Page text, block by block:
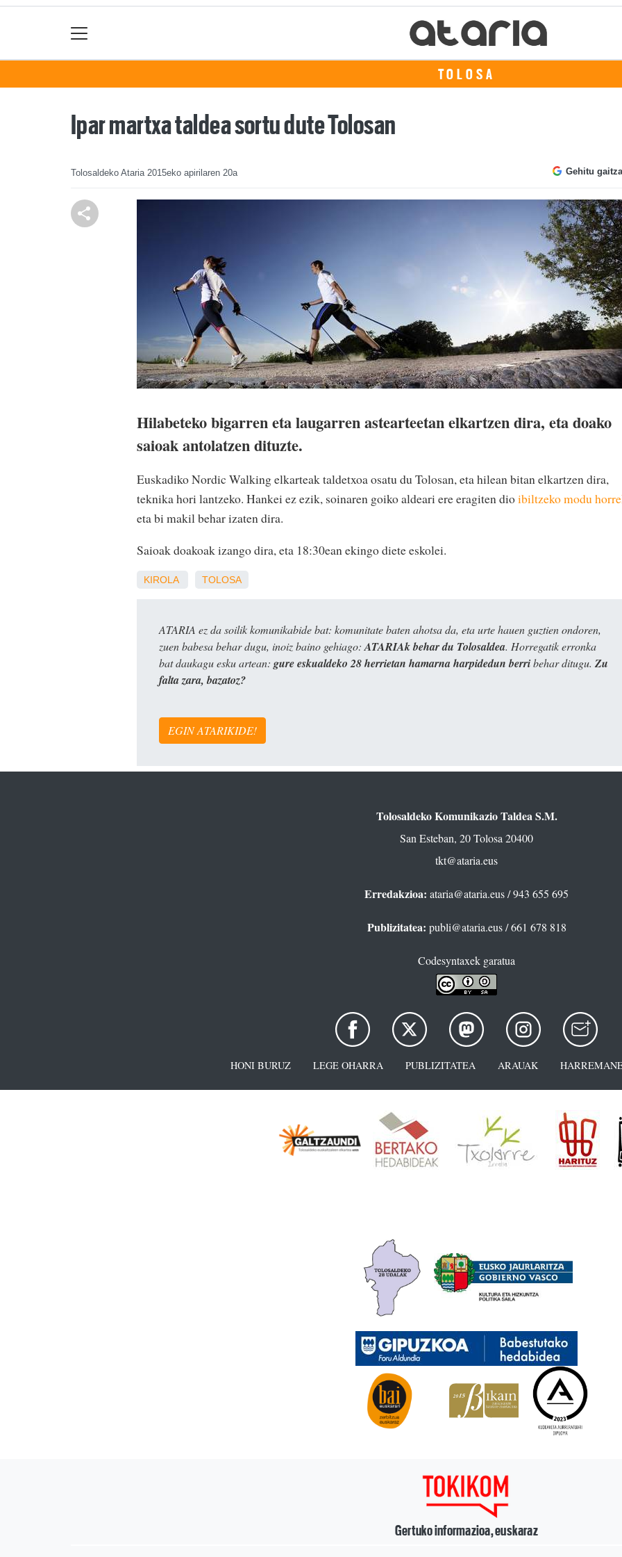
TOLOSA
Ipar martxa taldea sortu dute Tolosan
Tolosaldeko Ataria 2015eko apirilaren 20a Gehitu
Hilabeteko bigarren eta laugarren astearteetan elkartzen dira, eta doako
saioak antolatzen dituzte.
Euskadiko Nordic Walking elkarteak taldetxoa osatu du Tolosan, eta hilean bitan elkartzen dira,
teknika hori lantzeko. Hankei ez ezik, soinaren goiko aldeari ere eragiten dioibiltzeko modu
eta bi makil behar izaten dira.
Saioak doakoak izango dira, eta 18:30ean ekingo diete eskolei.
KIROLA TOLOSA
ATARIA ez da soilik komunikabide bat: komunitate baten ahotsa da, eta urte hauen guztien ondoren,
zuen babesa behar dugu, inoiz baino gehiago: ATARIAk behar du Tolosaldea. Horregatik erronka
bat daukagu esku artean: gure eskualdeko 28 herrietan hamarna harpidedun berribehar ditugu. Zu
falta zara, bazatoz?
EGIN ATARIKIDE!
Tolosaldeko Komunikazio Taldea S.M.
San Esteban, 20 Tolosa 20400
tkt@ataria.eus
Erredakzioa: ataria@ataria.eus/ 943 655 695
Publizitatea: publi@ataria.eus/ 661 678 818
Codesyntaxek garatua
HONI BURUZ LEGE OHARRA PUBLIZITATEA ARAUAK
Gertuko informazioa, euskaraz